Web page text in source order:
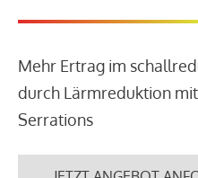
Mehr Ertrag im
durch Lärmreduktion
Serrations